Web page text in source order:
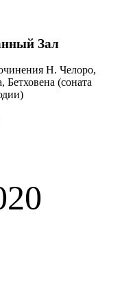
Зал
Н. Челоро,
Бетховена (соната